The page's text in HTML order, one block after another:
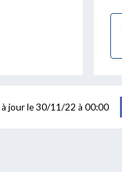
jour le30/11/22 à 00:00